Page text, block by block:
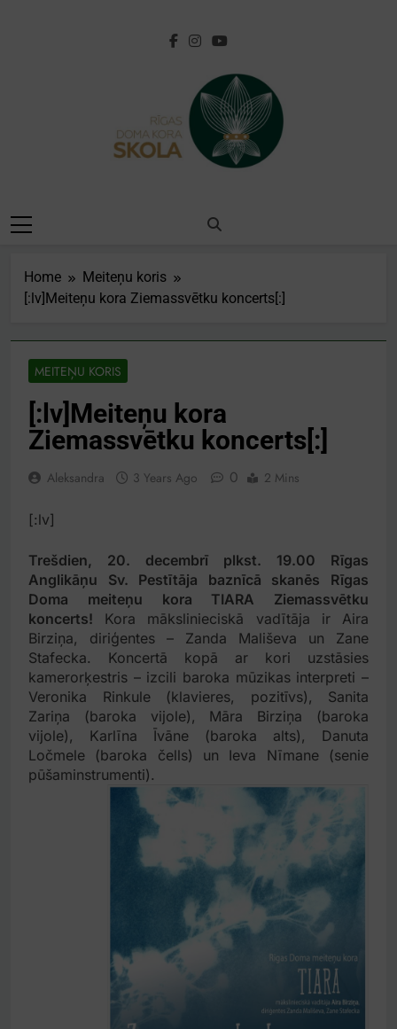
Kora
Skola[:en]Riga
Cathedral Choir
School[:]
Home
Meiteņu koris
[:lv]Meiteņu kora Ziemassvētku koncerts[:]
MEITEŅU KORIS
[:lv]Meiteņu kora
Ziemassvētku koncerts[:]
Aleksandra 3 Years Ago 0 2 Mins
[:lv]
Trešdien, 20. decembrī plkst. 19.00 Rīgas
Anglikāņu Sv. Pestītāja baznīcā skanēs Rīgas
Doma meiteņu kora TIARA Ziemassvētku
koncerts! Kora mākslinieciskā vadītāja ir Aira
Birziņa, diriģentes – Zanda Mališeva un Zane
Stafecka. Koncertā kopā ar kori uzstāsies
kamerorķestris – izcili baroka mūzikas interpreti –
Veronika Rinkule (klavieres, pozitīvs), Sanita
Zariņa (baroka vijole), Māra Birziņa (baroka
vijole), Karlīna Īvāne (baroka alts), Danuta
Ločmele (baroka čells) un Ieva Nīmane (senie
pūšaminstrumenti).